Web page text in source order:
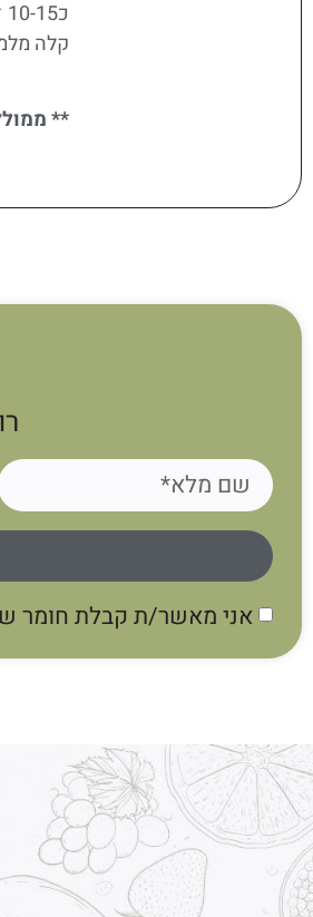
קלה
**
אני מאשר/ת קבלת חומר